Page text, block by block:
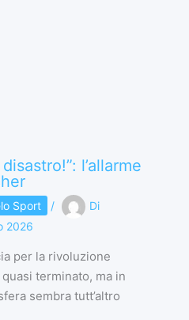
l’allarme
Sport /
Di
2026
per la rivoluzione
terminato, ma in
sembra tutt’altro